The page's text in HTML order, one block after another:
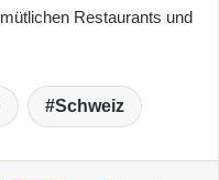
Restaurants und
Schweiz